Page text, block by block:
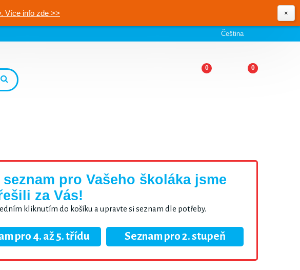
Více info zde >> ×
Čeština
0 0
pro Vašeho školáka jsme
za Vás!
kliknutím do košíku a upravte si seznam dle potřeby.
pro 4. až 5. třídu Seznam pro 2. stupeň